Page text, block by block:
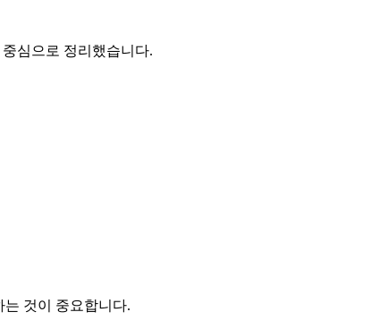
심으로 정리했습니다.
것이 중요합니다.